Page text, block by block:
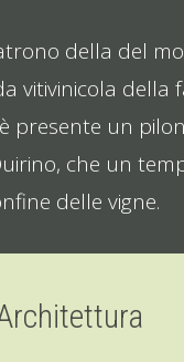
della del
vitivinicola della
presente un
che un
delle vigne.